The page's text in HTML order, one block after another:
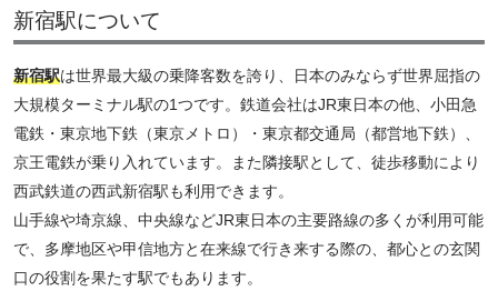
新宿駅について
新宿駅は世界最大級の乗降客数を誇り、日本のみならず世界屈指の
大規模ターミナル駅の1つです。鉄道会社はJR東日本の他、小田急
電鉄・東京地下鉄（東京メトロ）・東京都交通局（都営地下鉄）、
京王電鉄が乗り入れています。また隣接駅として、徒歩移動により
西武鉄道の西武新宿駅も利用できます。
山手線や埼京線、中央線などJR東日本の主要路線の多くが利用可能
で、多摩地区や甲信地方と在来線で行き来する際の、都心との玄関
口の役割を果たす駅でもあります。